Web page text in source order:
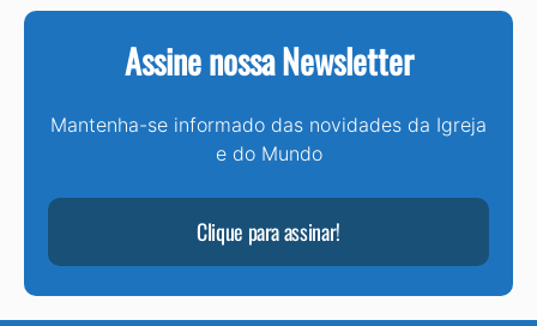
Assine nossa Newsletter
Mantenha-se informado das novidades da Igreja
e do Mundo
Clique para assinar!